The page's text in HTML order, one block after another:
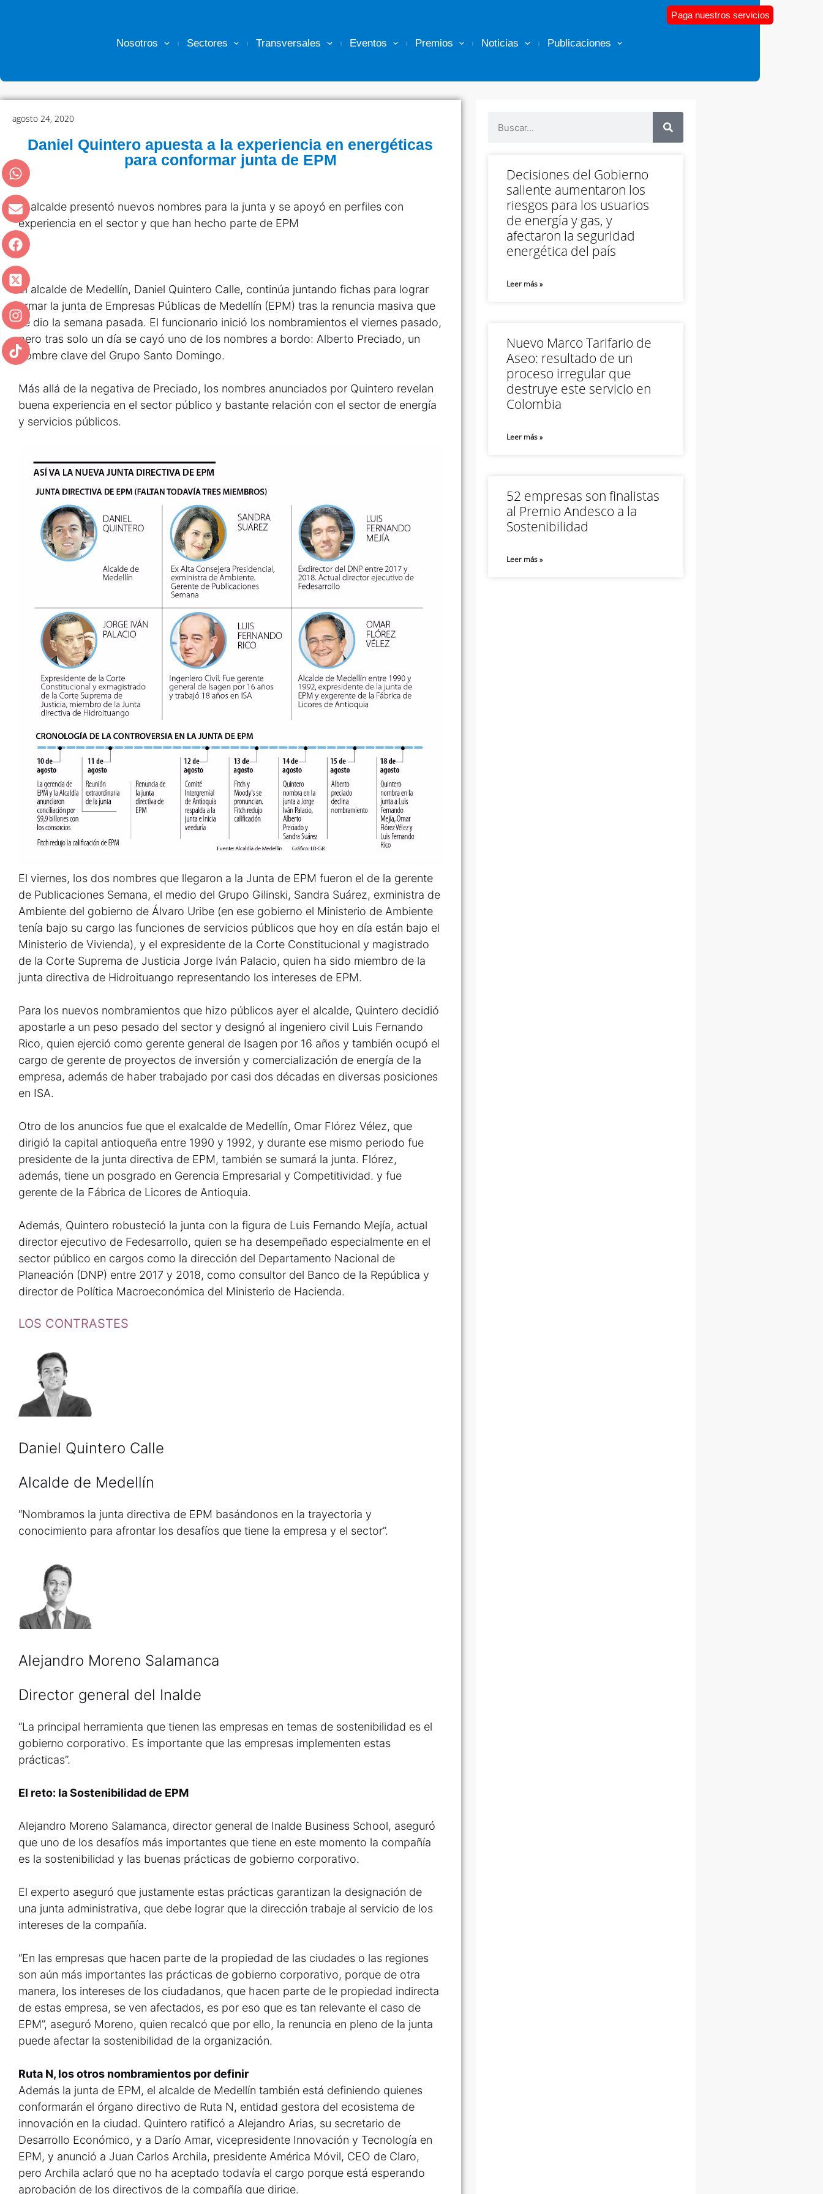
Nosotros Sectores Transversales Eventos Premios Noticias Publicaciones
Paga nuestros servicios
agosto 24, 2020
Daniel Quintero apuesta a la experiencia en energéticas
para conformar junta de EPM
El alcalde presentó nuevos nombres para la junta y se apoyó en perfiles con
experiencia en el sector y que han hecho parte de EPM
El alcalde de Medellín, Daniel Quintero Calle, continúa juntando fichas para lograr
armar la junta de Empresas Públicas de Medellín (EPM) tras la renuncia masiva que
se dio la semana pasada. El funcionario inició los nombramientos el viernes pasado,
pero tras solo un día se cayó uno de los nombres a bordo: Alberto Preciado, un
hombre clave del Grupo Santo Domingo.
Más allá de la negativa de Preciado, los nombres anunciados por Quintero revelan
buena experiencia en el sector público y bastante relación con el sector de energía
y servicios públicos.
El viernes, los dos nombres que llegaron a la Junta de EPM fueron el de la gerente
de Publicaciones Semana, el medio del Grupo Gilinski, Sandra Suárez, exministra de
Ambiente del gobierno de Álvaro Uribe (en ese gobierno el Ministerio de Ambiente
tenía bajo su cargo las funciones de servicios públicos que hoy en día están bajo el
Ministerio de Vivienda), y el expresidente de la Corte Constitucional y magistrado
de la Corte Suprema de Justicia Jorge Iván Palacio, quien ha sido miembro de la
junta directiva de Hidroituango representando los intereses de EPM.
Para los nuevos nombramientos que hizo públicos ayer el alcalde, Quintero decidió
apostarle a un peso pesado del sector y designó al ingeniero civil Luis Fernando
Rico, quien ejerció como gerente general de Isagen por 16 años y también ocupó el
cargo de gerente de proyectos de inversión y comercialización de energía de la
empresa, además de haber trabajado por casi dos décadas en diversas posiciones
en ISA.
Otro de los anuncios fue que el exalcalde de Medellín, Omar Flórez Vélez, que
dirigió la capital antioqueña entre 1990 y 1992, y durante ese mismo periodo fue
presidente de la junta directiva de EPM, también se sumará la junta. Flórez,
además, tiene un posgrado en Gerencia Empresarial y Competitividad. y fue
gerente de la Fábrica de Licores de Antioquia.
Además, Quintero robusteció la junta con la figura de Luis Fernando Mejía, actual
director ejecutivo de Fedesarrollo, quien se ha desempeñado especialmente en el
sector público en cargos como la dirección del Departamento Nacional de
Planeación (DNP) entre 2017 y 2018, como consultor del Banco de la República y
director de Política Macroeconómica del Ministerio de Hacienda.
LOS CONTRASTES
Daniel Quintero Calle
Alcalde de Medellín
“Nombramos la junta directiva de EPM basándonos en la trayectoria y
conocimiento para afrontar los desafíos que tiene la empresa y el sector”.
Alejandro Moreno Salamanca
Director general del Inalde
“La principal herramienta que tienen las empresas en temas de sostenibilidad es el
gobierno corporativo. Es importante que las empresas implementen estas
prácticas”.
El reto: la Sostenibilidad de EPM
Alejandro Moreno Salamanca, director general de Inalde Business School, aseguró
que uno de los desafíos más importantes que tiene en este momento la compañía
es la sostenibilidad y las buenas prácticas de gobierno corporativo.
El experto aseguró que justamente estas prácticas garantizan la designación de
una junta administrativa, que debe lograr que la dirección trabaje al servicio de los
intereses de la compañía.
“En las empresas que hacen parte de la propiedad de las ciudades o las regiones
son aún más importantes las prácticas de gobierno corporativo, porque de otra
manera, los intereses de los ciudadanos, que hacen parte de le propiedad indirecta
de estas empresa, se ven afectados, es por eso que es tan relevante el caso de
EPM”, aseguró Moreno, quien recalcó que por ello, la renuncia en pleno de la junta
puede afectar la sostenibilidad de la organización.
Ruta N, los otros nombramientos por definir
Además la junta de EPM, el alcalde de Medellín también está definiendo quienes
conformarán el órgano directivo de Ruta N, entidad gestora del ecosistema de
innovación en la ciudad. Quintero ratificó a Alejandro Arias, su secretario de
Desarrollo Económico, y a Darío Amar, vicepresidente Innovación y Tecnología en
EPM, y anunció a Juan Carlos Archila, presidente América Móvil, CEO de Claro,
pero Archila aclaró que no ha aceptado todavía el cargo porque está esperando
aprobación de los directivos de la compañía que dirige.
Decisiones del Gobierno
saliente aumentaron los
riesgos para los usuarios
de energía y gas, y
afectaron la seguridad
energética del país
Leer más »
Nuevo Marco Tarifario de
Aseo: resultado de un
proceso irregular que
destruye este servicio en
Colombia
Leer más »
52 empresas son finalistas
al Premio Andesco a la
Sostenibilidad
Leer más »